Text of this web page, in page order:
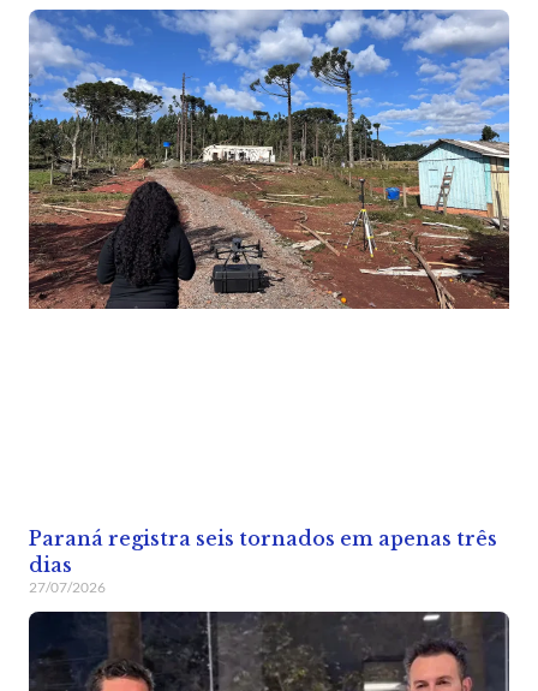
Paraná registra seis tornados em apenas três
dias
27/07/2026